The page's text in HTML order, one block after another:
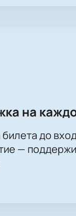
Сибирь 1/8
Чтобы заказать
на
до
—